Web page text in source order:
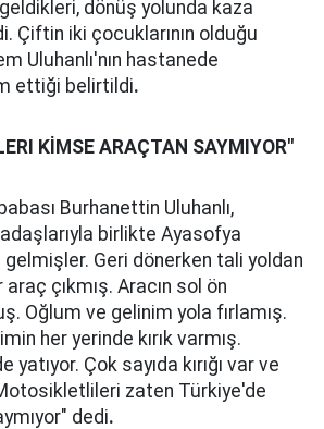
dönüş yolunda kaza
Çiftin iki çocuklarının olduğu
Uluhanlı'nın hastanede
ettiği belirtildi.
KİMSE ARAÇTAN SAYMIYOR"
Burhanettin Uluhanlı,
birlikte Ayasofya
Geri dönerken tali yoldan
araç çıkmış. Aracın sol ön
Oğlum ve gelinim yola fırlamış.
her yerinde kırık varmış.
Çok sayıda kırığı var ve
zaten Türkiye'de
dedi.